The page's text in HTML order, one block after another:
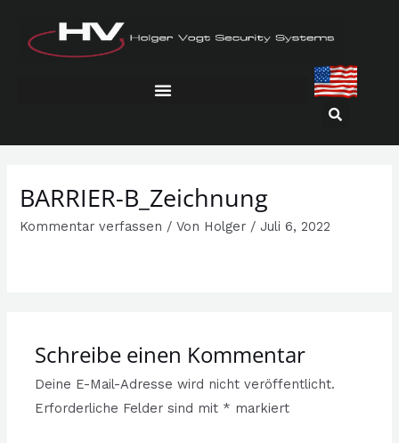
Inhalt
springen
BARRIER-B_Zeichnung
Kommentar verfassen / Von Holger /Juli 6, 2022
Schreibe einen Kommentar
Deine E-Mail-Adresse wird nicht veröffentlicht.
Erforderliche Felder sind mit * markiert